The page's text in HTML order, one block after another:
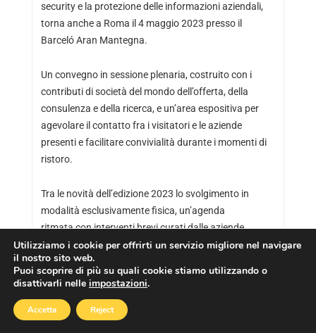
security e la protezione delle informazioni aziendali,
torna anche a Roma il 4 maggio 2023 presso il
Barceló Aran Mantegna.
Un convegno in sessione plenaria, costruito con i
contributi di società del mondo dell’offerta, della
consulenza e della ricerca, e un’area espositiva per
agevolare il contatto fra i visitatori e le aziende
presenti e facilitare convivialità durante i momenti di
ristoro.
Tra le novità dell’edizione 2023 lo svolgimento in
modalità esclusivamente fisica, un’agenda
ritmata con interventi brevi curati dalle aziende
Sponsor, contributi di società della ricerca, della
consulenza e dell’utenza, un matching kit,
inteso come occasioni di incontro studiate per
Utilizziamo i cookie per offrirti un servizio migliore nel navigare
il nostro sito web.
Puoi scoprire di più su quali cookie stiamo utilizzando o
disattivarli nelle impostazioni.
Accetta Reject